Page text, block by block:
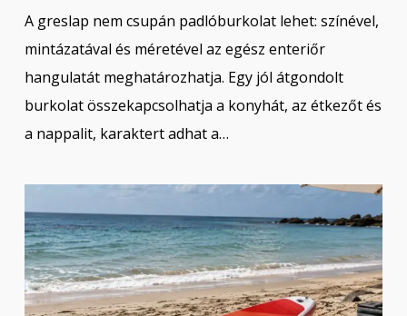
A greslap nem csupán padlóburkolat lehet: színével,
mintázatával és méretével az egész enteriőr
hangulatát meghatározhatja. Egy jól átgondolt
burkolat összekapcsolhatja a konyhát, az étkezőt és
a nappalit, karaktert adhat a…